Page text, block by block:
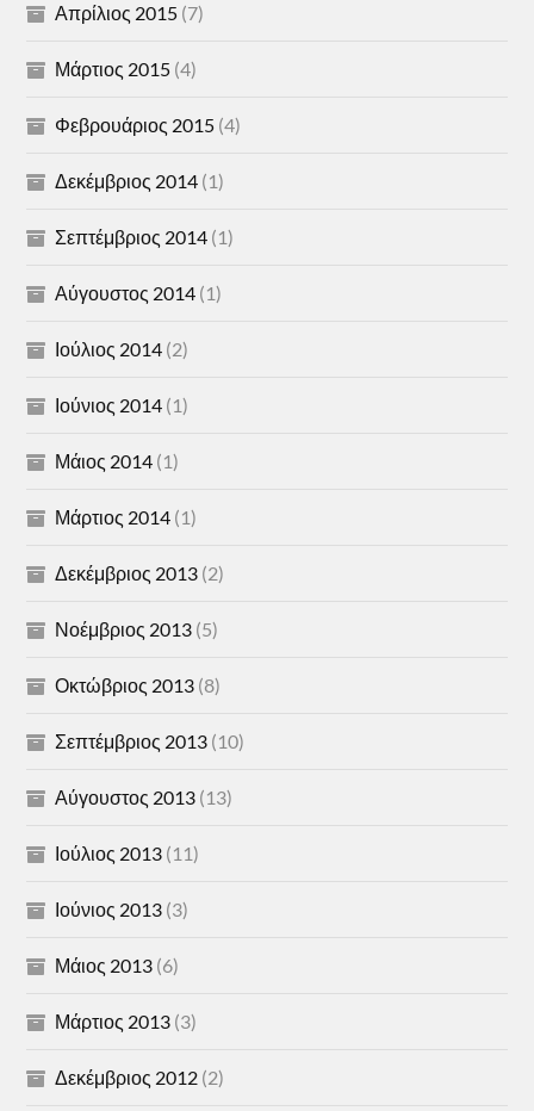
Απρίλιος 2015 (7)
Μάρτιος 2015 (4)
Φεβρουάριος 2015 (4)
Δεκέμβριος 2014 (1)
Σεπτέμβριος 2014 (1)
Αύγουστος 2014 (1)
Ιούλιος 2014 (2)
Ιούνιος 2014 (1)
Μάιος 2014 (1)
Μάρτιος 2014 (1)
Δεκέμβριος 2013 (2)
Νοέμβριος 2013 (5)
Οκτώβριος 2013 (8)
Σεπτέμβριος 2013 (10)
Αύγουστος 2013 (13)
Ιούλιος 2013 (11)
Ιούνιος 2013 (3)
Μάιος 2013 (6)
Μάρτιος 2013 (3)
Δεκέμβριος 2012 (2)